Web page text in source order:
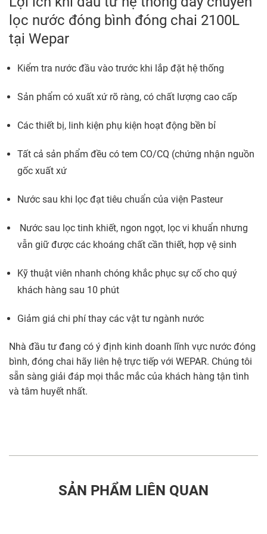
lọc nước đóng bình đóng chai 2100L
tại Wepar
Kiểm tra nước đầu vào trước khi lắp đặt hệ thống
Sản phẩm có xuất xứ rõ ràng, có chất lượng cao cấp
Các thiết bị, linh kiện phụ kiện hoạt động bền bỉ
Tất cả sản phẩm đều có tem CO/CQ (chứng nhận nguồn
gốc xuất xứ
Nước sau khi lọc đạt tiêu chuẩn của viện Pasteur
Nước sau lọc tinh khiết, ngon ngọt, lọc vi khuẩn nhưng
vẫn giữ được các khoáng chất cần thiết, hợp vệ sinh
Kỹ thuật viên nhanh chóng khắc phục sự cố cho quý
khách hàng sau 10 phút
Giảm giá chi phí thay các vật tư ngành nước
Nhà đầu tư đang có ý định kinh doanh lĩnh vực nước đóng
bình, đóng chai hãy liên hệ trực tiếp với WEPAR. Chúng tôi
sẵn sàng giải đáp mọi thắc mắc của khách hàng tận tình
và tâm huyết nhất.
SẢN PHẨM LIÊN QUAN